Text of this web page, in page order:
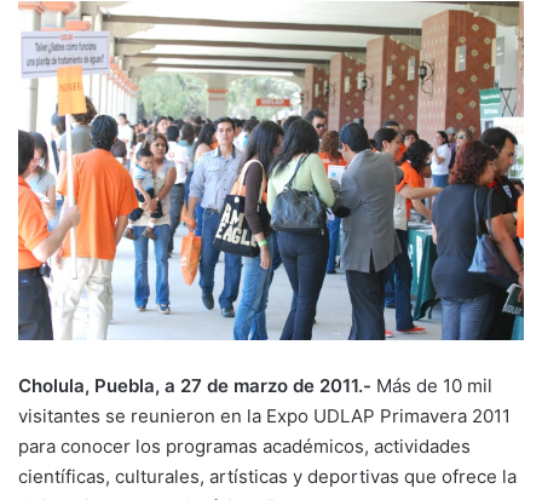
Cholula, Puebla, a 27 de marzo de 2011.- Más de 10 mil
visitantes se reunieron en la Expo UDLAP Primavera 2011
para conocer los programas académicos, actividades
científicas, culturales, artísticas y deportivas que ofrece la